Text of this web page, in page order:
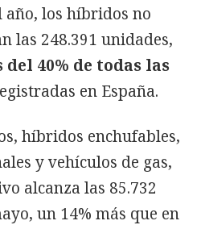
año, los híbridos no
las 248.391 unidades,
40% de todas las
en España.
híbridos enchufables,
y vehículos de gas,
alcanza las 85.732
un 14% más que en